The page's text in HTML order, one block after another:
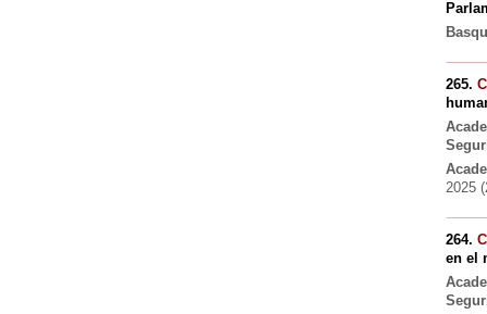
265.
2025
264.
en el